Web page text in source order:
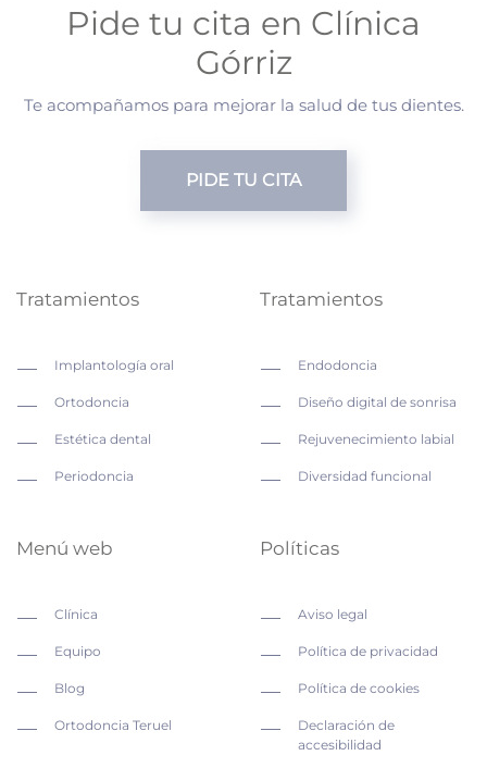
Pide tu cita en Clínica
Górriz
Te acompañamos para mejorar la salud de tus dientes.
PIDE TU CITA
Tratamientos
Implantología oral
Ortodoncia
Estética dental
Periodoncia
Tratamientos
Endodoncia
Diseño digital de sonrisa
Rejuvenecimiento labial
Diversidad funcional
Menú web
Clínica
Equipo
Blog
Ortodoncia Teruel
Políticas
Aviso legal
Política de privacidad
Política de cookies
Declaración de
accesibilidad